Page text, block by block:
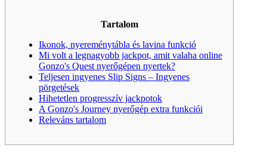
Tartalom
Ikonok, nyereménytábla és lavina funkció
Mi volt a legnagyobb jackpot, amit valaha online
Gonzo's Quest nyerőgépen nyertek?
Teljesen ingyenes Slip Signs – Ingyenes
pörgetések
Hihetetlen progresszív jackpotok
A Gonzo's Journey nyerőgép extra funkciói
Releváns tartalom